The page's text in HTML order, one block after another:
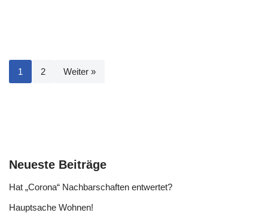
1 2 Weiter »
Neueste Beiträge
Hat „Corona“ Nachbarschaften entwertet?
Hauptsache Wohnen!